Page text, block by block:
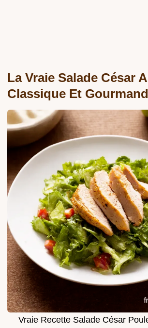
La Vraie Salade César
Classique Et
Vraie Recette Salade César